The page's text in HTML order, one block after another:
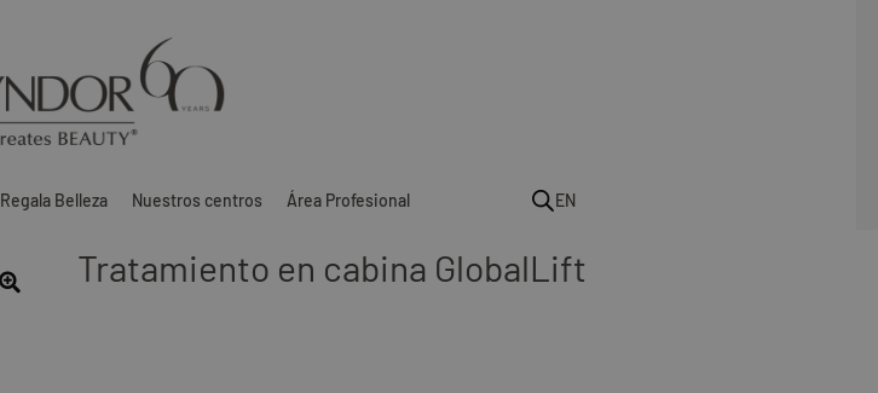
Regala Belleza Nuestros centros Área Profesional EN
Tratamiento en cabina GlobalLift